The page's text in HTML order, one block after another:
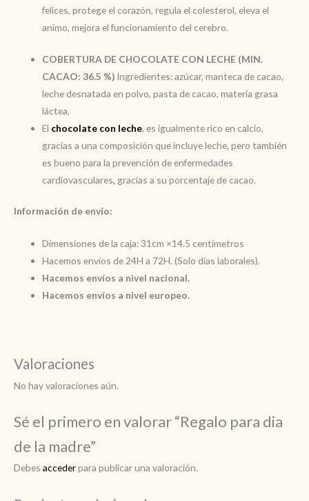
felices, protege el corazón, regula el colesterol, eleva el
animo, mejora el funcionamiento del cerebro.
COBERTURA DE CHOCOLATE CON LECHE (MIN.
CACAO: 36.5 %) Ingredientes: azúcar, manteca de cacao,
leche desnatada en polvo, pasta de cacao, materia grasa
láctea,
El chocolate con leche, es igualmente rico en calcio,
gracias a una composición que incluye leche, pero también
es bueno para la prevención de enfermedades
cardiovasculares, gracias a su porcentaje de cacao.
Información de envío:
Dimensiones de la caja: 31cm ×14.5 centímetros
Hacemos envíos de 24H a 72H. (Solo días laborales).
Hacemos envíos a nivel nacional.
Hacemos envíos a nivel europeo.
Valoraciones
No hay valoraciones aún.
Sé el primero en valorar “Regalo para dia
de la madre”
Debes accederpara publicar una valoración.